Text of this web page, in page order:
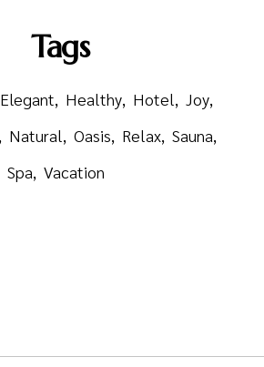
Tags
Elegant Healthy Hotel
Joy
Natural Oasis Relax Sauna
Spa Vacation